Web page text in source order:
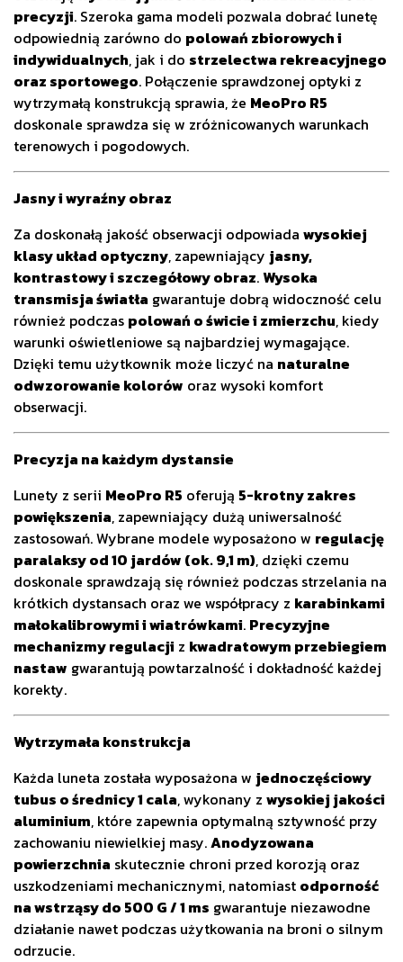
precyzji. Szeroka gama modeli pozwala dobrać lunetę
odpowiednią zarówno do polowań zbiorowych i
indywidualnych, jak i do strzelectwa rekreacyjnego
oraz sportowego. Połączenie sprawdzonej optyki z
wytrzymałą konstrukcją sprawia, że MeoPro R5
doskonale sprawdza się w zróżnicowanych warunkach
terenowych i pogodowych.
Jasny i wyraźny obraz
Za doskonałą jakość obserwacji odpowiada wysokiej
klasy układ optyczny, zapewniający jasny,
kontrastowy i szczegółowy obraz.Wysoka
transmisja światła gwarantuje dobrą widoczność celu
również podczas polowań o świcie i zmierzchu, kiedy
warunki oświetleniowe są najbardziej wymagające.
Dzięki temu użytkownik może liczyć na naturalne
odwzorowanie kolorów oraz wysoki komfort
obserwacji.
Precyzja na każdym dystansie
Lunety z serii MeoPro R5 oferują 5-krotny zakres
powiększenia, zapewniający dużą uniwersalność
zastosowań. Wybrane modele wyposażono w regulację
paralaksy od 10 jardów (ok. 9,1 m), dzięki czemu
doskonale sprawdzają się również podczas strzelania na
krótkich dystansach oraz we współpracy z karabinkami
małokalibrowymi i wiatrówkami. Precyzyjne
mechanizmy regulacji z kwadratowym przebiegiem
nastaw gwarantują powtarzalność i dokładność każdej
korekty.
Wytrzymała konstrukcja
Każda luneta została wyposażona w jednoczęściowy
tubus o średnicy 1 cala, wykonany z wysokiej jakości
aluminium, które zapewnia optymalną sztywność przy
zachowaniu niewielkiej masy.Anodyzowana
powierzchnia skutecznie chroni przed korozją oraz
uszkodzeniami mechanicznymi, natomiast odporność
na wstrząsy do 500 G / 1 ms gwarantuje niezawodne
działanie nawet podczas użytkowania na broni o silnym
odrzucie.